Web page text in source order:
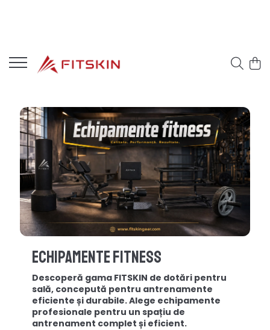
Echipamente Fitness
Descoperă gama FITSKIN de dotări pentru
sală, concepută pentru antrenamente
eficiente și durabile. Alege echipamente
profesionale pentru un spațiu de
antrenament complet și eficient.